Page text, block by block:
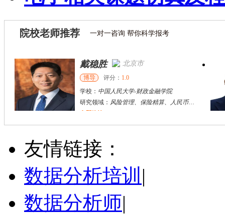
院校老师推荐 一对一咨询 帮你科学报考
戴稳胜 北京市
博导 评分： 1.0
学校： 中国人民大学-财政金融学院
研究领域： 风险管理、保险精算、人民币国际化
立即咨询
陈传红 武汉市
硕导
学校：中南民族大学
立即咨询
友情链接：
数据分析培训 |
数据分析师|